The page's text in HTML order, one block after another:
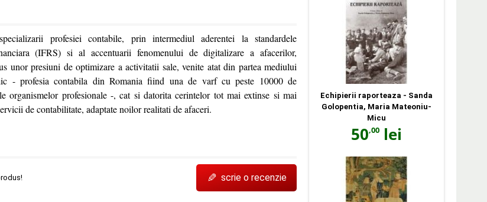
profesiei contabile, prin intermediul aderentei la standardele
(IFRS) si al accentuarii fenomenului de digitalizare a afacerilor,
unor presiuni de optimizare a activitatii sale, venite atat din partea mediului
- profesia contabila din Romania fiind una de varf cu peste 10000 de
organismelor profesionale -, cat si datorita cerintelor tot mai extinse si mai
de contabilitate, adaptate noilor realitati de afaceri.
✎ scrie o recenzie
Echipierii raporteaza - Sanda
Golopentia, Maria Mateoniu-
Micu
50,00 lei